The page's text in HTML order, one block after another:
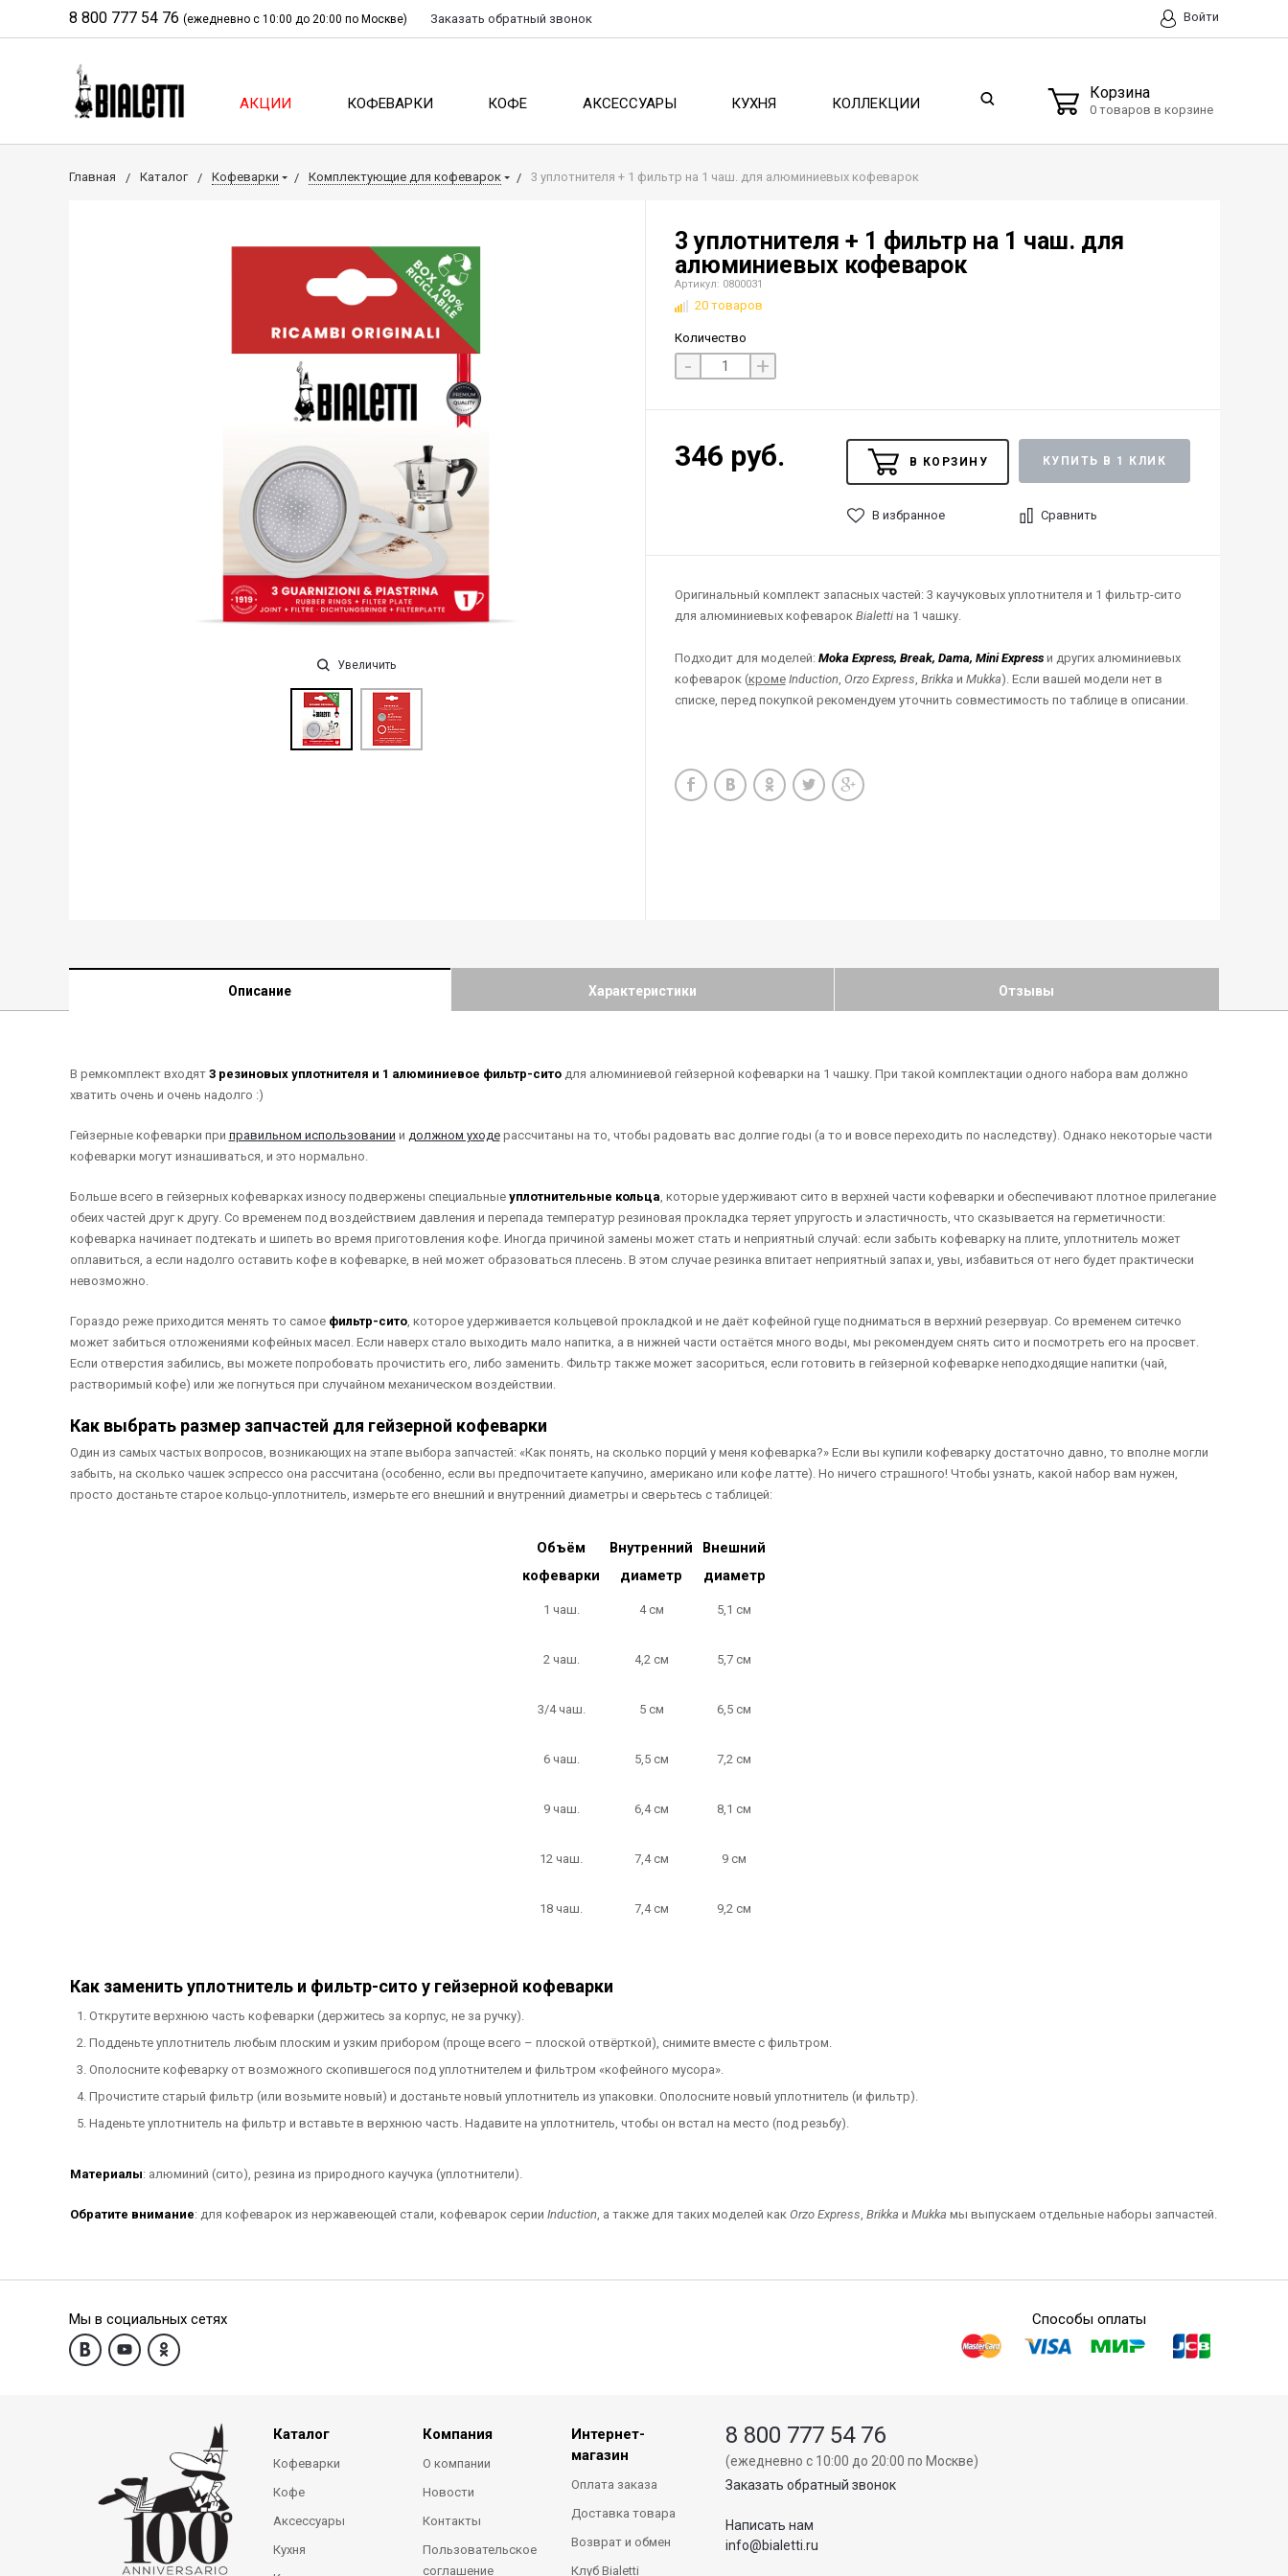
8 800 777 54 76 (ежедневно с 10:00 до 20:00 по Москве) Заказать обратный звонок Войти
АКЦИИ КОФЕВАРКИ КОФЕ АКСЕССУАРЫ КУХНЯ КОЛЛЕКЦИИ
Корзина
0 товаров в корзине
Главная Каталог Кофеварки Комплектующие для кофеварок 3 уплотнителя + 1 фильтр на 1 чаш. для алюминиевых кофеварок
Увеличить
3 уплотнителя + 1 фильтр на 1 чаш. для
алюминиевых кофеварок
Артикул: 0800031
20 товаров
Количество
- +
346 руб. В КОРЗИНУ КУПИТЬ В 1 КЛИК
В избранное Сравнить
Оригинальный комплект запасных частей: 3 каучуковых уплотнителя и 1 фильтр-сито
для алюминиевых кофеварок Bialettiна 1 чашку.
Подходит для моделей: Moka Express, Break, Dama, Mini Expressи других алюминиевых
кофеварок (кроме Induction, Orzo Express, Brikka и Mukka). Если вашей модели нет в
списке, перед покупкой рекомендуем уточнить совместимость по таблице в описании.
Описание Характеристики Отзывы
В ремкомплект входят 3 резиновых уплотнителя и 1 алюминиевое фильтр-ситодля алюминиевой гейзерной кофеварки на 1 чашку. При такой комплектации одного набора вам должно
хватить очень и очень надолго :)
Гейзерные кофеварки при правильном использовании и должном уходерассчитаны на то, чтобы радовать вас долгие годы (а то и вовсе переходить по наследству). Однако некоторые части
кофеварки могут изнашиваться, и это нормально.
Больше всего в гейзерных кофеварках износу подвержены специальные уплотнительные кольца, которые удерживают сито в верхней части кофеварки и обеспечивают плотное прилегание
обеих частей друг к другу. Со временем под воздействием давления и перепада температур резиновая прокладка теряет упругость и эластичность, что сказывается на герметичности:
кофеварка начинает подтекать и шипеть во время приготовления кофе. Иногда причиной замены может стать и неприятный случай: если забыть кофеварку на плите, уплотнитель может
оплавиться, а если надолго оставить кофе в кофеварке, в ней может образоваться плесень. В этом случае резинка впитает неприятный запах и, увы, избавиться от него будет практически
невозможно.
Гораздо реже приходится менять то самое фильтр-сито, которое удерживается кольцевой прокладкой и не даёт кофейной гуще подниматься в верхний резервуар. Со временем ситечко
может забиться отложениями кофейных масел. Если наверх стало выходить мало напитка, а в нижней части остаётся много воды, мы рекомендуем снять сито и посмотреть его на просвет.
Если отверстия забились, вы можете попробовать прочистить его, либо заменить. Фильтр также может засориться, если готовить в гейзерной кофеварке неподходящие напитки (чай,
растворимый кофе) или же погнуться при случайном механическом воздействии.
Как выбрать размер запчастей для гейзерной кофеварки
Один из самых частых вопросов, возникающих на этапе выбора запчастей: «Как понять, на сколько порций у меня кофеварка?» Если вы купили кофеварку достаточно давно, то вполне могли
забыть, на сколько чашек эспрессо она рассчитана (особенно, если вы предпочитаете капучино, американо или кофе латте). Но ничего страшного! Чтобы узнать, какой набор вам нужен,
просто достаньте старое кольцо-уплотнитель, измерьте его внешний и внутренний диаметры и сверьтесь с таблицей:
Объём
кофеварки
Внутренний
диаметр
Внешний
диаметр
1 чаш. 4 см 5,1 см
2 чаш. 4,2 см 5,7 см
3/4 чаш. 5 см 6,5 см
6 чаш. 5,5 см 7,2 см
9 чаш. 6,4 см 8,1 см
12 чаш. 7,4 см 9 см
18 чаш. 7,4 см 9,2 см
Как заменить уплотнитель и фильтр-сито у гейзерной кофеварки
Открутите верхнюю часть кофеварки (держитесь за корпус, не за ручку).
Подденьте уплотнитель любым плоским и узким прибором (проще всего – плоской отвёрткой), снимите вместе с фильтром.
Ополосните кофеварку от возможного скопившегося под уплотнителем и фильтром «кофейного мусора».
Прочистите старый фильтр (или возьмите новый) и достаньте новый уплотнитель из упаковки. Ополосните новый уплотнитель (и фильтр).
Наденьте уплотнитель на фильтр и вставьте в верхнюю часть. Надавите на уплотнитель, чтобы он встал на место (под резьбу).
Материалы: алюминий (сито), резина из природного каучука (уплотнители).
Обратите внимание: для кофеварок из нержавеющей стали, кофеварок серии Induction, а также для таких моделей как Orzo Express, Brikka и Mukka мы выпускаем отдельные наборы запчастей.
Мы в социальных сетях Способы оплаты
Каталог
Кофеварки
Кофе
Аксессуары
Кухня
Компания
О компании
Новости
Контакты
Пользовательское
соглашение
Интернет-
магазин
Оплата заказа
Доставка товара
Возврат и обмен
Клуб Bialetti
8 800 777 54 76
(ежедневно с 10:00 до 20:00 по Москве)
Заказать обратный звонок
Написать нам
info@bialetti.ru